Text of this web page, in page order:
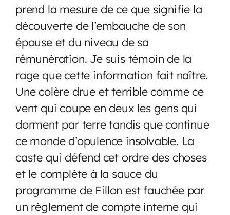
prend la mesure de ce que signifie la
découverte de l’embauche de son
épouse et du niveau de sa
rémunération. Je suis témoin de la
rage que cette information fait naître.
Une colère drue et terrible comme ce
vent qui coupe en deux les gens qui
dorment par terre tandis que continue
ce monde d’opulence insolvable. La
caste qui défend cet ordre des choses
et le complète à la sauce du
programme de Fillon est fauchée par
un règlement de compte interne qui